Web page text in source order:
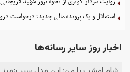
استقلال و یک پرونده مالی جدید؛ درخواست